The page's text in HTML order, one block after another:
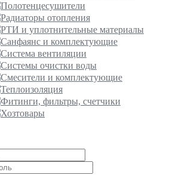
Полотенцесушители
Радиаторы отопления
РТИ и уплотнительные материалы
Санфаянс и комплектующие
Система вентиляции
Системы очистки воды
Смесители и комплектующие
Теплоизоляция
Фитинги, фильтры, счетчики
Хозтовары